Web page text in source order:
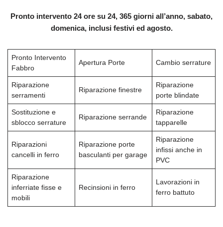
Pronto intervento 24 ore su 24, 365 giorni all’anno, sabato,
domenica, inclusi festivi ed agosto.
Pronto Intervento
Fabbro
Apertura Porte Cambio serrature
Riparazione
serramenti
Riparazione finestre
Riparazione
porte blindate
Sostituzione e
sblocco serrature
Riparazione serrande
Riparazione
tapparelle
Riparazioni
cancelli in ferro
Riparazione porte
basculanti per garage
Riparazione
infissi anche in
PVC
Riparazione
inferriate fisse e
mobili
Recinsioni in ferro
Lavorazioni in
ferro battuto